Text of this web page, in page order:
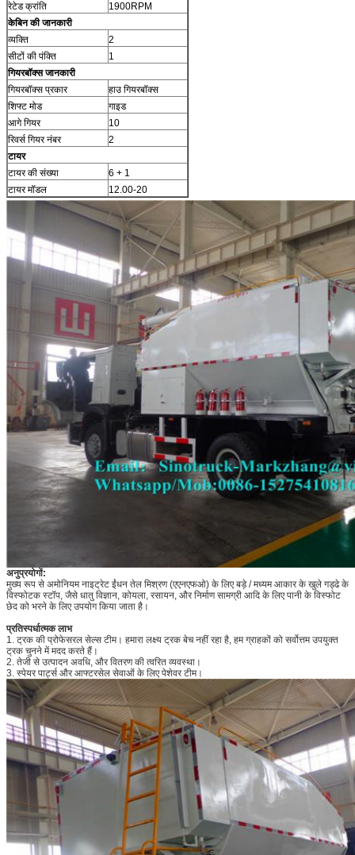
रेटेड क्रांति
1900RPM
केबिन की जानकारी
व्यक्ति
2
सीटों की पंक्ति
1
गियरबॉक्स जानकारी
गियरबॉक्स प्रकार
हाउ गियरबॉक्स
शिफ्ट मोड
गाइड
आगे गियर
10
रिवर्स गियर नंबर
2
टायर
टायर की संख्या
6 + 1
टायर मॉडल
12.00-20
अनुप्रयोगों:
मुख्य रूप से अमोनियम नाइट्रेट ईंधन तेल मिश्रण (एएनएफओ) के लिए बड़े / मध्यम आकार के खुले गड्ढे के
विस्फोटक स्टॉप, जैसे धातु विज्ञान, कोयला, रसायन, और निर्माण सामग्री आदि के लिए पानी के विस्फोट
छेद को भरने के लिए उपयोग किया जाता है।
प्रतिस्पर्धात्मक लाभ
1. ट्रक की प्रोफेसरल सेल्स टीम। हमारा लक्ष्य ट्रक बेच नहीं रहा है, हम ग्राहकों को सर्वोत्तम उपयुक्त
ट्रक चुनने में मदद करते हैं।
2. तेजी से उत्पादन अवधि, और वितरण की त्वरित व्यवस्था।
3. स्पेयर पार्ट्स और आफ्टरसेल सेवाओं के लिए पेशेवर टीम।